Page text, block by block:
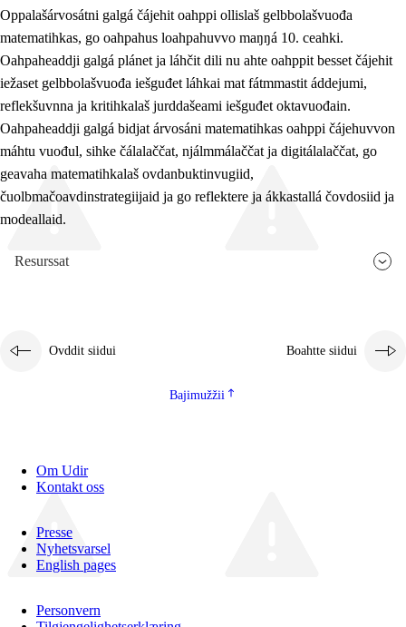
Oppalašárvosátni galgá čájehit oahppi ollislaš gelbbolašvuođa
matematihkas, go oahpahus loahpahuvvo maŋŋá 10. ceahki.
Oahpaheaddji galgá plánet ja láhčit dili nu ahte oahppit besset čájehit
iežaset gelbbolašvuođa iešguđet láhkai mat fátmmastit áddejumi,
reflekšuvnna ja kritihkalaš jurddašeami iešguđet oktavuođain.
Oahpaheaddji galgá bidjat árvosáni matematihkas oahppi čájehuvvon
máhtu vuođul, sihke čálalaččat, njálmmálaččat ja digitálalaččat, go
geavaha matematihkalaš ovdanbuktinvugiid,
čuolbmačoavdinstrategiijaid ja go reflektere ja ákkastallá čovdosiid ja
modeallaid.
Resurssat
Ovddit siidui Boahtte siidui
Bajimužžii
Om Udir
Kontakt oss
Presse
Nyhetsvarsel
English pages
Personvern